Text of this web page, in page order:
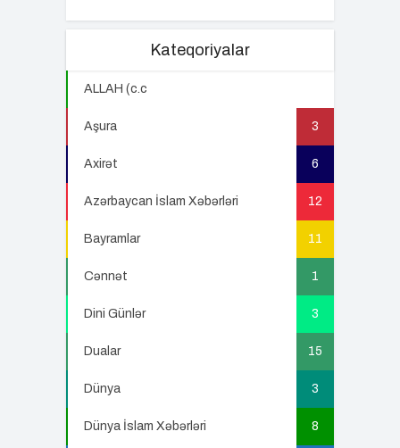
Kateqoriyalar
ALLAH (c.c
Aşura 3
Axirət 6
Azərbaycan İslam Xəbərləri 12
Bayramlar 11
Cənnət 1
Dini Günlər 3
Dualar 15
Dünya 3
Dünya İslam Xəbərləri 8